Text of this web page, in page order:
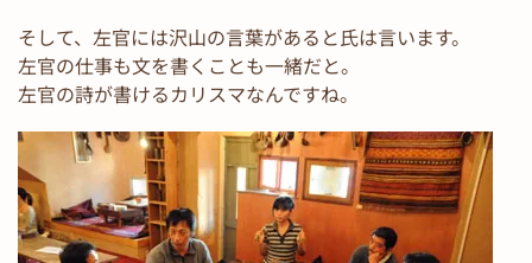
そして、左官には沢山の言葉があると氏は言います。
左官の仕事も文を書くことも一緒だと。
左官の詩が書けるカリスマなんですね。